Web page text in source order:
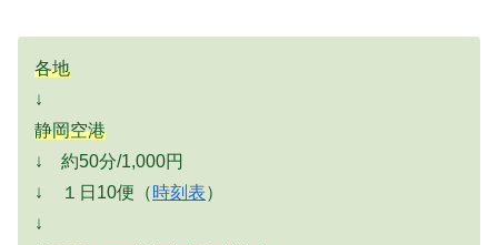
各地
↓
静岡空港
↓ 約50分/1,000円
↓ １日10便（時刻表）
↓